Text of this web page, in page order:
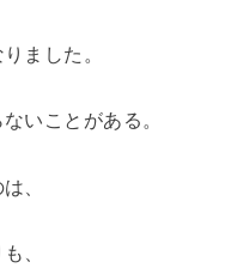
ました。
いことがある。
、
、